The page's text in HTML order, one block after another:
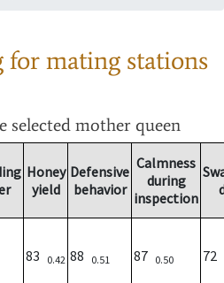
for mating stations
selected mother queen
Honey
yield
Defensive
behavior
Calmness
during
inspection
83 0.42 88 0.51 87 0.50 72